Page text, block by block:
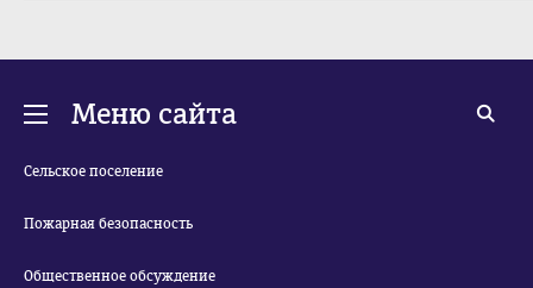
Меню сайта
Сельское поселение
Пожарная безопасность
Общественное обсуждение